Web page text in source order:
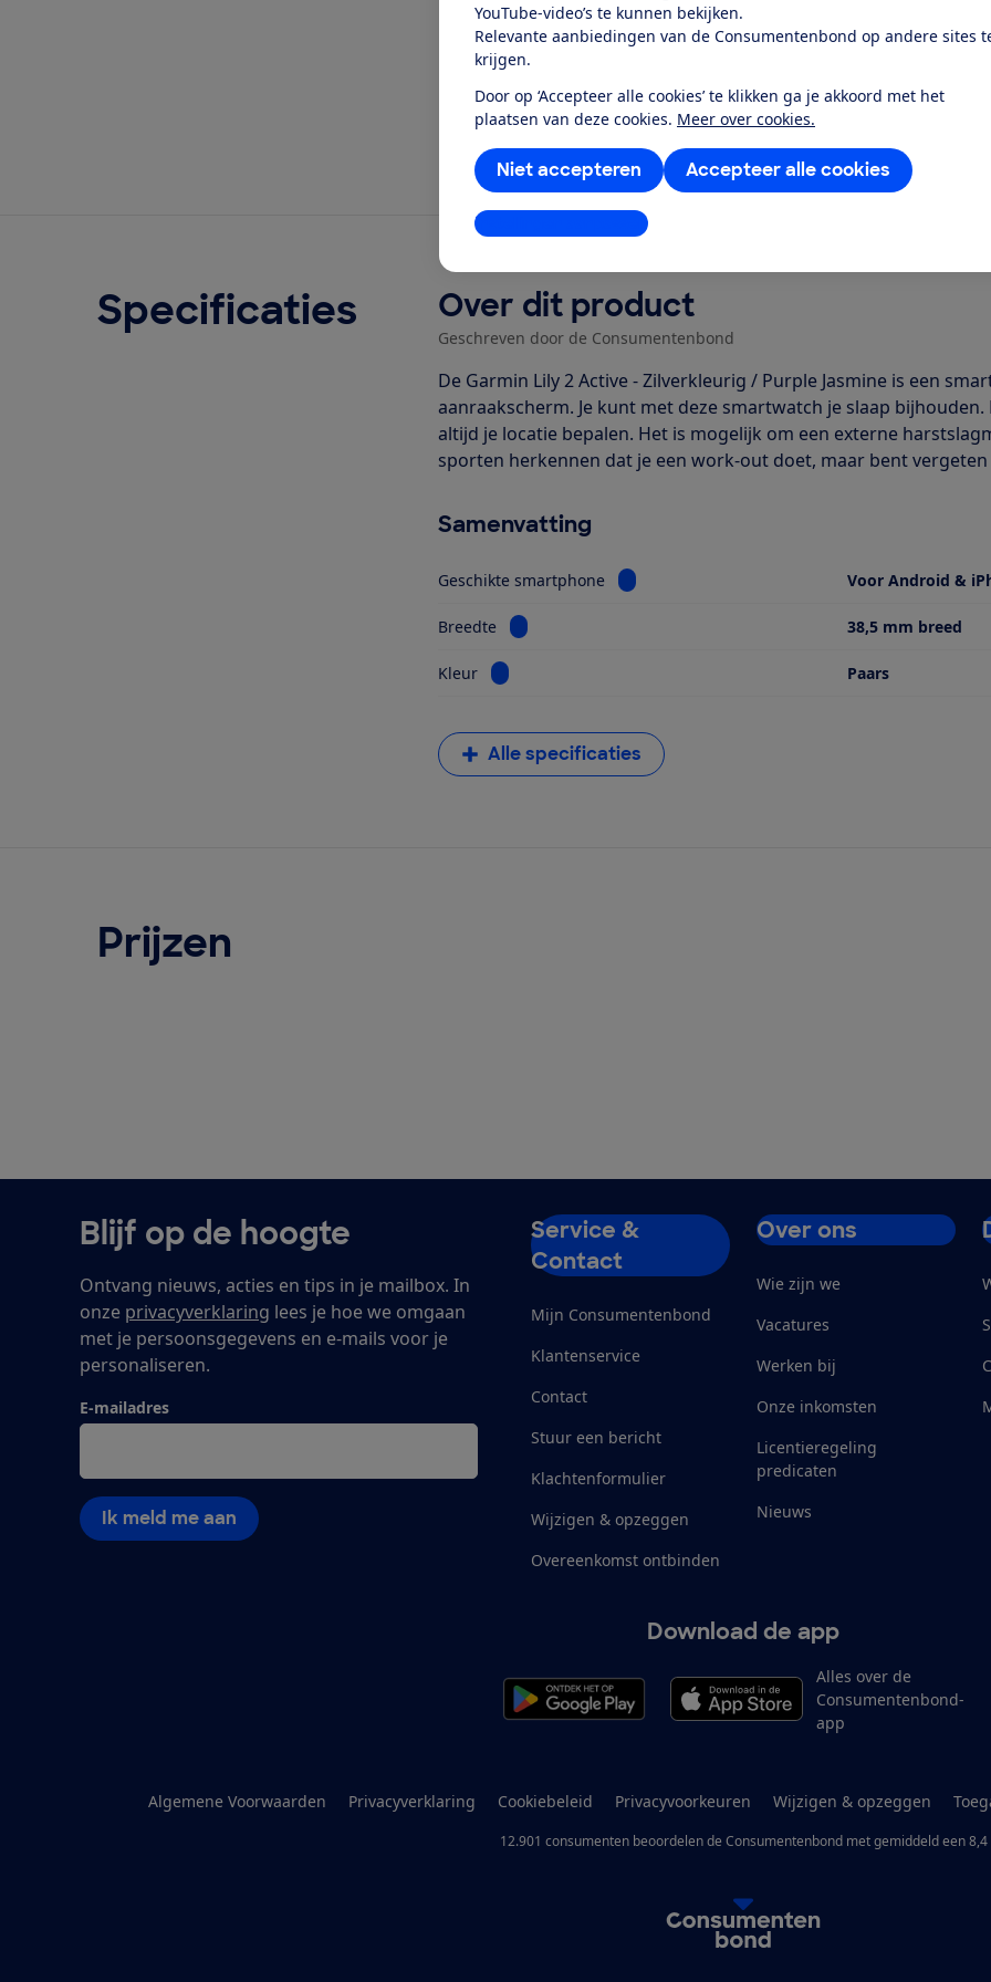
YouTube-video’s te kunnen bekijken.
Relevante aanbiedingen van de Consumentenbond op andere sites
krijgen.
Door op ‘Accepteer alle cookies’ te klikken ga je akkoord met het
plaatsen van deze cookies. Meer over cookies.
Accepteer alle cookies
Niet accepteren
Instellingen aanpassen
Al lid? Log in
Specificaties Over dit product
Geschreven door de Consumentenbond
De Garmin Lily 2 Active - Zilverkleurig / Purple Jasmine is een
aanraakscherm. Je kunt met deze smartwatch je slaap
altijd je locatie bepalen. Het is mogelijk om een externe
sporten herkennen dat je een work-out doet, maar bent
Samenvatting
Geschikte smartphone Bekijk informatie voor Geschikte smartphone
Voor Android &
Breedte Bekijk informatie voor Breedte 38,5 mm breed
Kleur Bekijk informatie voor Kleur Paars
Alle specificaties
Prijzen
Blijf op de hoogte
Ontvang nieuws, acties en tips in je mailbox. In
onze privacyverklaring lees je hoe we omgaan
met je persoonsgegevens en e-mails voor je
personaliseren.
E-mailadres
Ik meld me aan
Service &
Contact
Mijn Consumentenbond
Klantenservice
Contact
Stuur een bericht
Klachtenformulier
Wijzigen & opzeggen
Overeenkomst ontbinden
Over ons
Wie zijn we
Vacatures
Werken bij
Onze inkomsten
Licentieregeling
predicaten
Nieuws
Download de app
Alles over de
Consumentenbond-
app
Algemene Voorwaarden Privacyverklaring Cookiebeleid Privacyvoorkeuren Wijzigen & opzeggen
12.901 consumenten beoordelen de Consumentenbondmet gemiddeld een 8,4